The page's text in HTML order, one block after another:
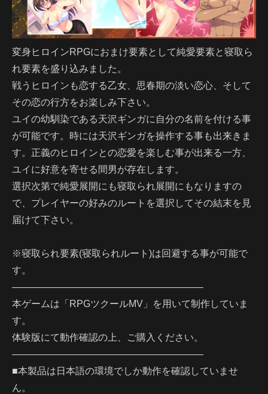
変身ヒロインRPGにおまけ要素として純愛要素と寝取ら
れ要素を盛り込みました。
戦うヒロインも恋する乙女、思春期の淡い恋心、そして
その恋の行方をお楽しみ下さい。
ユイの幼馴染である天沢ギンガに自分の名前を付ける事
が可能です。時には天沢ギンガを操作する事も出来きま
す。正義のヒロインとの恋愛を楽しむ事が出来る一方、
ユイに好意を寄せる間男が存在します。
選択次第で純愛展開にも寝取られ展開にもなりますの
で、プレイヤーの好みのルートを選択してその結末を見
届けて下さい。
※寝取られ要素(寝取られルート)は回避する事が可能で
す。
————————————————————
本ゲームは「RPGツクールMV」を用いて制作していま
す。
体験版にて動作確認の上、ご購入ください。
————————————————————
■本製品は日本語の環境でしか動作を確認していませ
ん。